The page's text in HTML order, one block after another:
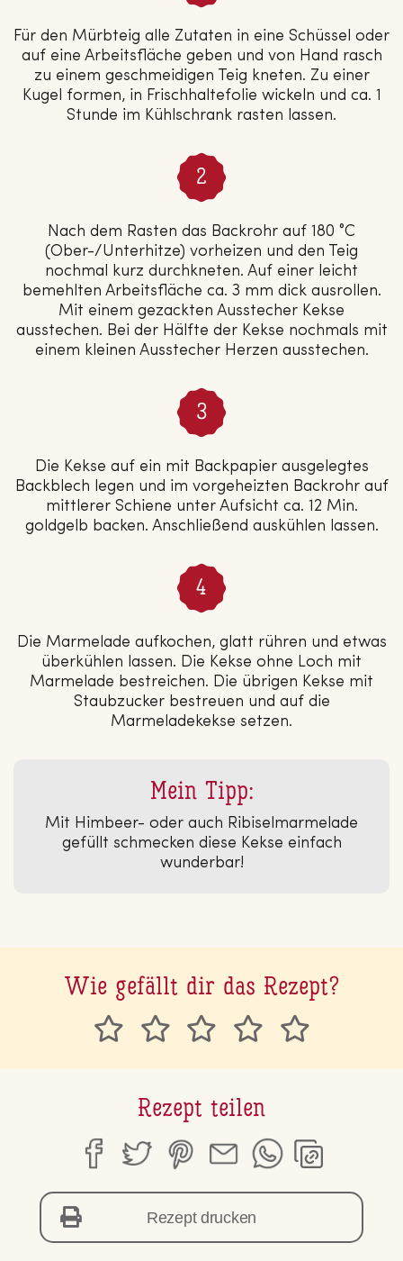
Für den Mürbteig alle Zutaten in eine Schüssel oder
auf eine Arbeitsfläche geben und von Hand rasch
zu einem geschmeidigen Teig kneten. Zu einer
Kugel formen, in Frischhaltefolie wickeln und ca. 1
Stunde im Kühlschrank rasten lassen.
Nach dem Rasten das Backrohr auf 180 °C
(Ober-/Unterhitze) vorheizen und den Teig
nochmal kurz durchkneten. Auf einer leicht
bemehlten Arbeitsfläche ca. 3 mm dick ausrollen.
Mit einem gezackten Ausstecher Kekse
ausstechen. Bei der Hälfte der Kekse nochmals mit
einem kleinen Ausstecher Herzen ausstechen.
Die Kekse auf ein mit Backpapier ausgelegtes
Backblech legen und im vorgeheizten Backrohr auf
mittlerer Schiene unter Aufsicht ca. 12 Min.
goldgelb backen. Anschließend auskühlen lassen.
Die Marmelade aufkochen, glatt rühren und etwas
überkühlen lassen. Die Kekse ohne Loch mit
Marmelade bestreichen. Die übrigen Kekse mit
Staubzucker bestreuen und auf die
Marmeladekekse setzen.
Mein Tipp:
Mit Himbeer- oder auch Ribiselmarmelade
gefüllt schmecken diese Kekse einfach
wunderbar!
Wie gefällt dir das Rezept?
Rezept teilen
Rezept drucken